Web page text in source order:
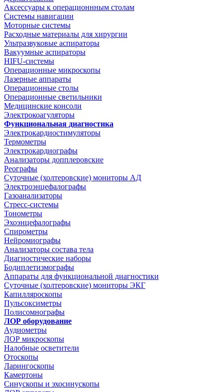
Аксессуары к операционнным столам
Системы навигации
Моторные системы
Расходные материалы для хирургии
Ультразвуковые аспираторы
Вакуумные аспираторы
HIFU-системы
Операционные микроскопы
Лазерные аппараты
Операционные столы
Операционные светильники
Медицинские консоли
Электрокоагуляторы
Функциональная диагностика
Электрокардиостимуляторы
Термометры
Электрокардиографы
Анализаторы допплеровские
Реографы
Суточные (холтеровские) мониторы АД
Электроэнцефалографы
Газоанализаторы
Стресс-системы
Тонометры
Эхоэнцефалографы
Спирометры
Нейромиографы
Анализаторы состава тела
Диагностические наборы
Бодиплетизмографы
Аппараты для функциональной диагностики
Суточные (холтеровские) мониторы ЭКГ
Капилляроскопы
Пульсоксиметры
Полисомнографы
ЛОР оборудование
Аудиометры
ЛОР микроскопы
Налобные осветители
Отоскопы
Ларингоскопы
Камертоны
Синускопы и эхосинускопы